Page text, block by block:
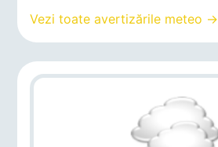
Vezi toate avertizările meteo →